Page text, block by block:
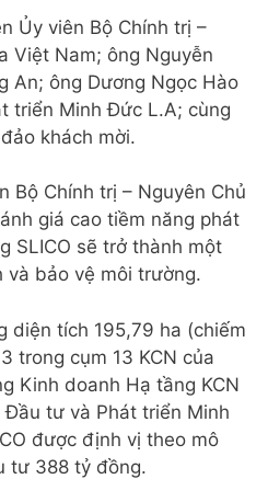
Ủy viên Bộ Chính trị –
Việt Nam; ông Nguyễn
An; ông Dương Ngọc Hào
triển Minh Đức L.A; cùng
khách mời.
Bộ Chính trị – Nguyên Chủ
giá cao tiềm năng phát
SLICO sẽ trở thành một
và bảo vệ môi trường.
diện tích 195,79 ha (chiếm
trong cụm 13 KCN của
Kinh doanh Hạ tầng KCN
Đầu tư và Phát triển Minh
được định vị theo mô
tư 388 tỷ đồng.